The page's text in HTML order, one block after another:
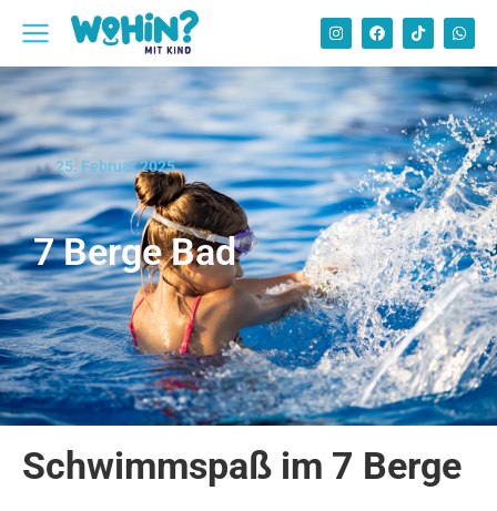
25. Februar 2025
7 Berge Bad
Schwimmspaß im 7 Berge